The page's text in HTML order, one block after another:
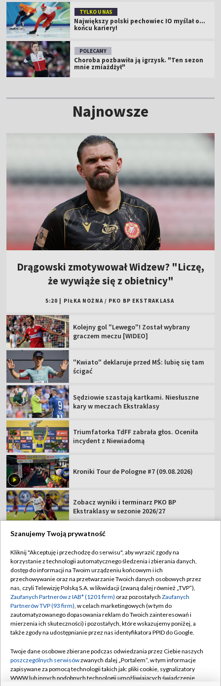
TYLKO U NAS
Największy polski pechowiec IO myślał o...
końcu kariery!
POLECAMY
Choroba pozbawiła ją igrzysk. "Ten sezon
mnie zmiażdżył"
Najnowsze
Drągowski zmotywował Widzew? "Liczę,
że wywiąże się z obietnicy"
5:20 PIŁKA NOŻNA / PKO BP EKSTRAKLASA
Kolejny gol "Lewego"! Został wybrany
graczem meczu [WIDEO]
"Kwiato" deklaruje przed MŚ: lubię się tam
ścigać
Sędziowie szastają kartkami. Niesłuszne
kary w meczach Ekstraklasy
Triumfatorka TdFF zabrała głos. Oceniła
incydent z Niewiadomą
Kroniki Tour de Pologne #7 (09.08.2026)
Zobacz wyniki i terminarz PKO BP
Ekstraklasy w sezonie 2026/27
TVP
Abonament TVP
Sklep TVP
Biuro Reklamy
Oferta Handlowa
Emisja w TVP
Rada Programowa
Regulamin TVP
Polityka prywatności
Moje zgody
Biuro reklamy
Kanały
Szanujemy Twoją prywatność
Kliknij "Akceptuję i przechodzę do serwisu", aby wyrazić zgody na
korzystanie z technologii automatycznego śledzenia i zbierania danych,
dostęp do informacji na Twoim urządzeniu końcowym i ich
przechowywanie oraz na przetwarzanie Twoich danych osobowych przez
nas, czyli Telewizję Polską S.A. w likwidacji (zwaną dalej również „TVP”),
Zaufanych Partnerów z IAB* (1201 firm) oraz pozostałych Zaufanych
Partnerów TVP (93 firm), w celach marketingowych (w tym do
zautomatyzowanego dopasowania reklam do Twoich zainteresowań i
mierzenia ich skuteczności) i pozostałych, które wskazujemy poniżej, a
także zgody na udostępnianie przez nas identyfikatora PPID do Google.
Twoje dane osobowe zbierane podczas odwiedzania przez Ciebie naszych
poszczególnych serwisówzwanych dalej „Portalem”, w tym informacje
zapisywane za pomocą technologii takich jak: pliki cookie, sygnalizatory
WWW lub innych podobnych technologii umożliwiających świadczenie